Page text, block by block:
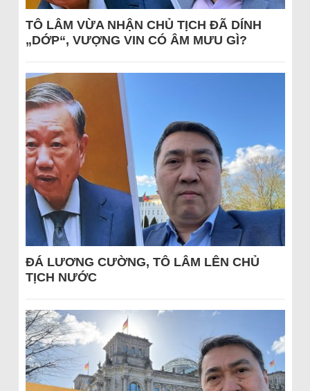
TÔ LÂM VỪA NHẬN CHỦ TỊCH ĐÃ DÍNH
„DỚP“, VƯỢNG VIN CÓ ÂM MƯU GÌ?
ĐÁ LƯƠNG CƯỜNG, TÔ LÂM LÊN CHỦ
TỊCH NƯỚC